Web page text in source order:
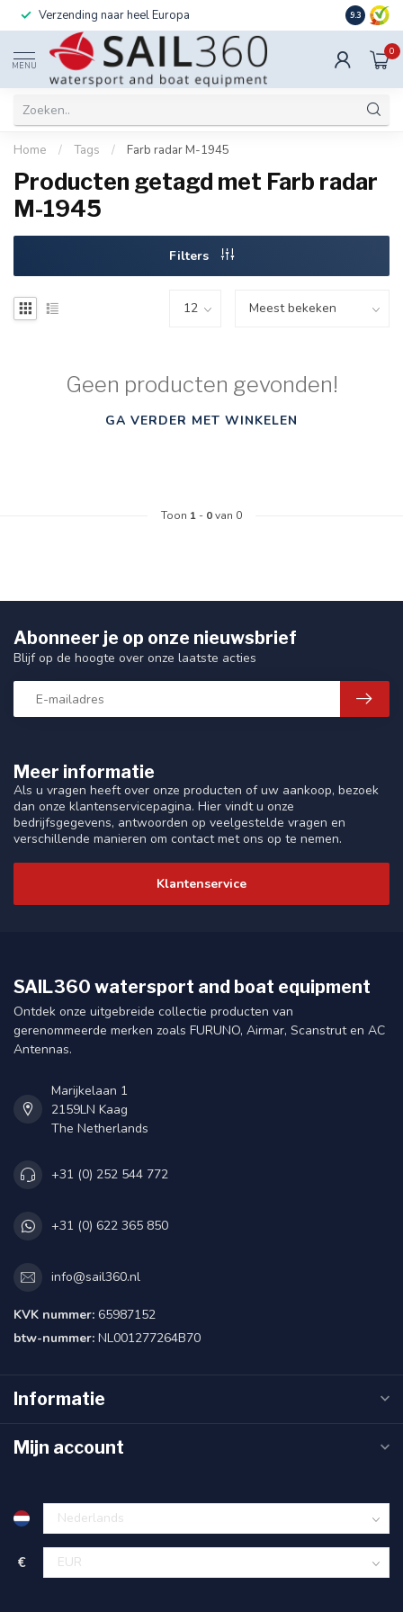
Verzending naar heel Europa Ook
9.3
MENU
0
Home / Tags / Farb radar M-1945
Producten getagd met Farb radar
M-1945
Filters
Geen producten gevonden!
GA VERDER MET WINKELEN
Toon 1 - 0van 0
Meer informatie
Als u vragen heeft over onze producten of uw aankoop, bezoek
dan onze klantenservicepagina. Hier vindt u onze
bedrijfsgegevens, antwoorden op veelgestelde vragen en
verschillende manieren om contact met ons op te nemen.
Klantenservice
Abonneer je op onze nieuwsbrief
Blijf op de hoogte over onze laatste acties
SAIL360 watersport and boat equipment
Ontdek onze uitgebreide collectie producten van
gerenommeerde merken zoals FURUNO, Airmar, Scanstrut en AC
Antennas.
Marijkelaan 1
2159LN Kaag
The Netherlands
+31 (0) 252 544 772
+31 (0) 622 365 850
info@sail360.nl
KVK nummer: 65987152
btw-nummer: NL001277264B70
Informatie
Mijn account
€